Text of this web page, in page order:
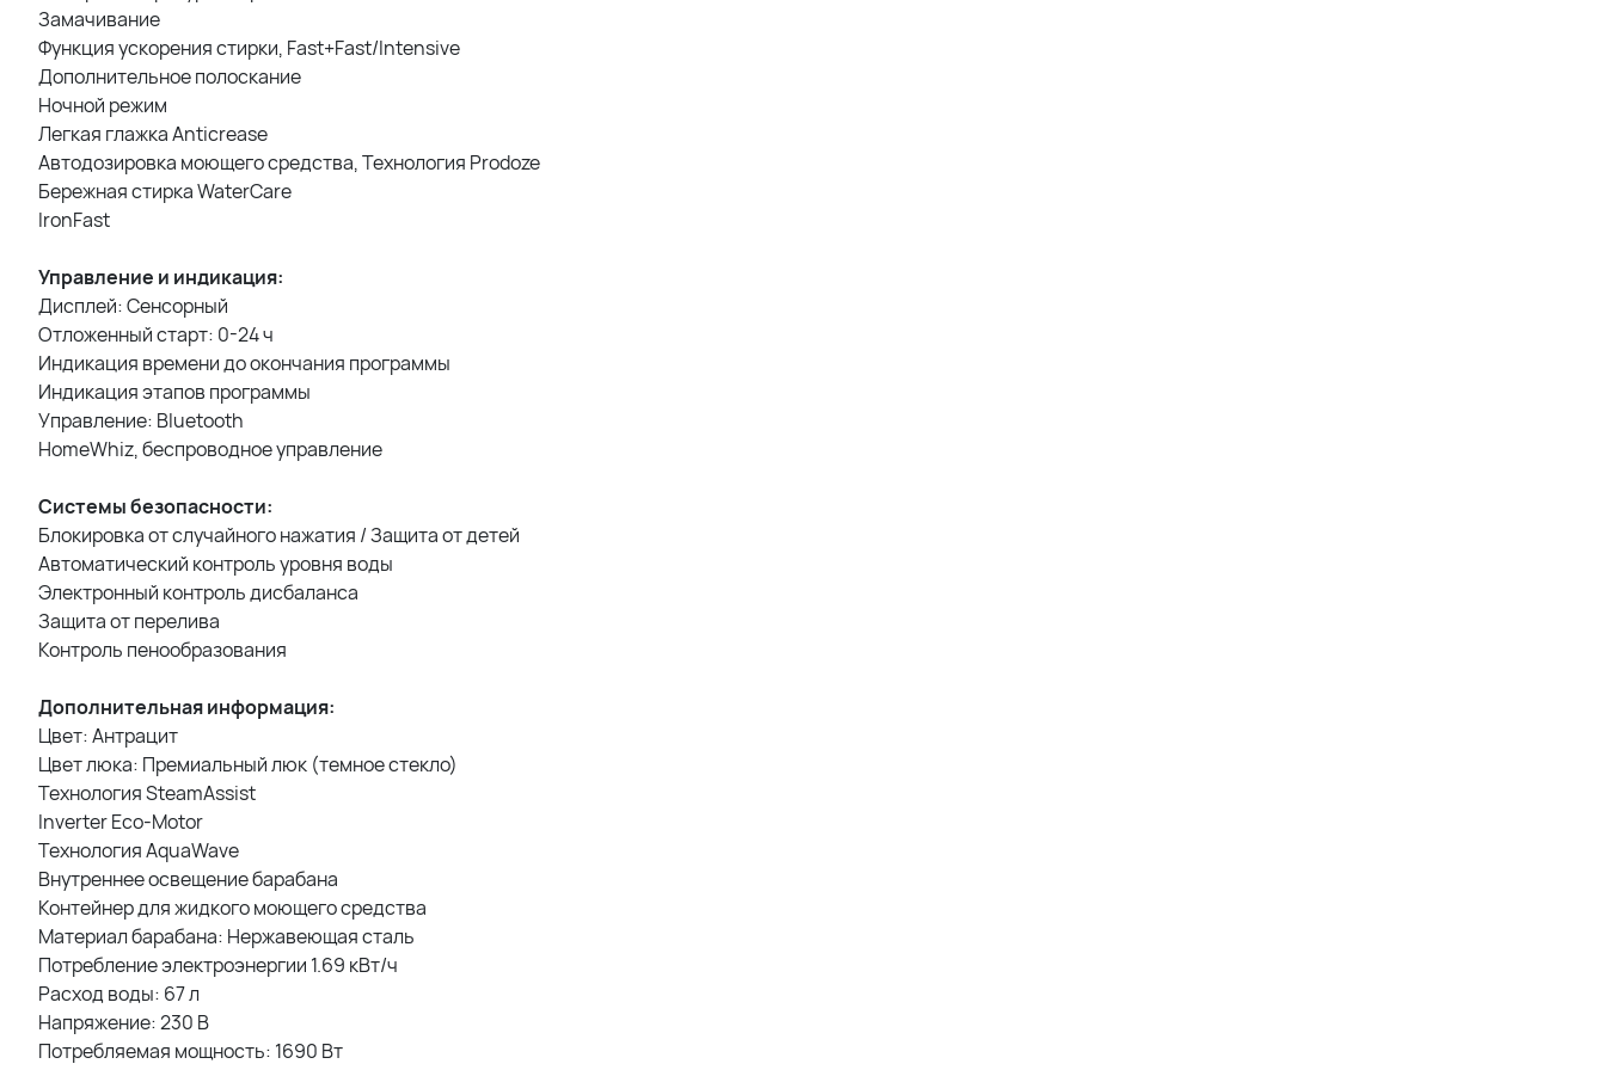
Замачивание
Функция ускорения стирки, Fast+Fast/Intensive
Дополнительное полоскание
Ночной режим
Легкая глажка Anticrease
Автодозировка моющего средства, Технология Prodoze
Бережная стирка WaterCare
IronFast
Управление и индикация:
Дисплей: Сенсорный
Отложенный старт: 0-24 ч
Индикация времени до окончания программы
Индикация этапов программы
Управление: Bluetooth
HomeWhiz, беспроводное управление
Системы безопасности:
Блокировка от случайного нажатия / Защита от детей
Автоматический контроль уровня воды
Электронный контроль дисбаланса
Защита от перелива
Контроль пенообразования
Дополнительная информация:
Цвет: Антрацит
Цвет люка: Премиальный люк (темное стекло)
Технология SteamAssist
Inverter Eco-Motor
Технология AquaWave
Внутреннее освещение барабана
Контейнер для жидкого моющего средства
Материал барабана: Нержавеющая сталь
Потребление электроэнергии 1.69 кВт/ч
Расход воды: 67 л
Напряжение: 230 В
Потребляемая мощность: 1690 Вт